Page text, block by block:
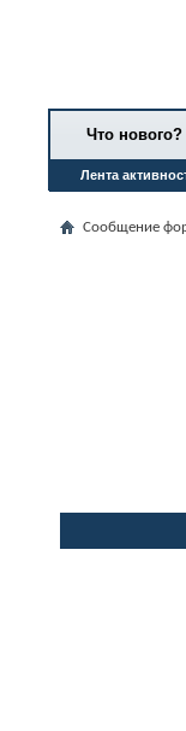
Что нового?
Лента
Сообщение